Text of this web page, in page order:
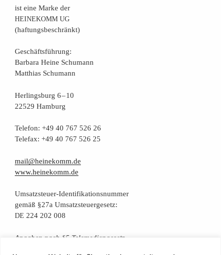
ist eine Mar­ke der
HEINEKOMM UG
(haf­tungs­be­schränkt)
Geschäfts­füh­rung:
Bar­ba­ra Hei­ne Schumann
Mat­thi­as Schumann
Her­lings­burg 6 – 10
22529 Hamburg
Tele­fon: +49 40 767 526 26
Tele­fax: +49 40 767 526 25
mail@heinekomm.de
www.heinekomm.de
Umsatz­steu­er-Iden­ti­fi­ka­ti­ons­num­mer
gemäß §27a Umsatzsteuergesetz:
DE 224 202 008
Anga­ben nach §5 Telemediengesetz